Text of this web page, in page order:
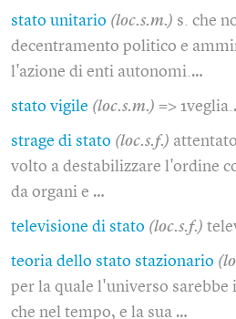
stato unitario (loc.s.m.) s. che
decentramento politico e
l'azione di enti autonomi.…
stato vigile (loc.s.m.) =>
strage di stato (loc.s.f.)
volto a destabilizzare l'ordine
da organi e …
televisione di stato (loc.s.f.)
teoria dello stato stazionario
per la quale l'universo sarebbe
che nel tempo, e la sua …